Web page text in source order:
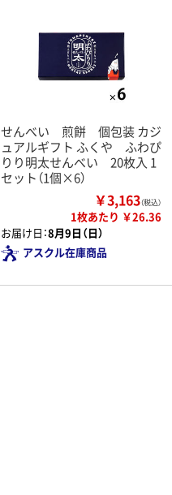
せんべい 煎餅 個包装 カジ
ュアルギフト ふくや ふわぴ
りり明太せんべい 20枚入 1
セット（1個×6）
￥3,163（税込）
1枚あたり ￥26.36
お届け日：8月9日（日）
アスクル在庫商品